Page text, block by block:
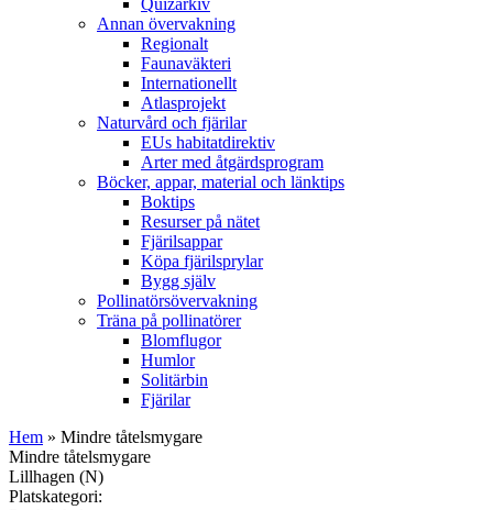
Annan övervakning
Regionalt
Faunaväkteri
Internationellt
Atlasprojekt
Naturvård och fjärilar
EUs habitatdirektiv
Arter med åtgärdsprogram
Böcker, appar, material och länktips
Boktips
Resurser på nätet
Fjärilsappar
Köpa fjärilsprylar
Bygg själv
Pollinatörsövervakning
Träna på pollinatörer
Blomflugor
Humlor
Solitärbin
Fjärilar
Hem » Mindre tåtelsmygare
Mindre tåtelsmygare
Lillhagen (N)
Platskategori: